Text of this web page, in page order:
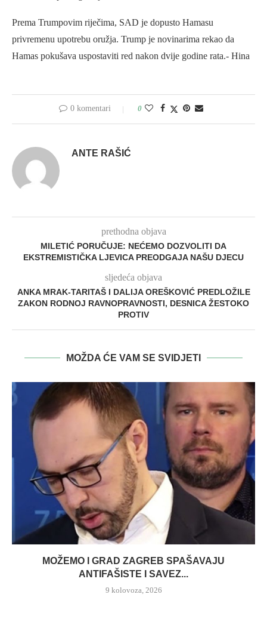
Prema Trumpovim riječima, SAD je dopusto Hamasu
privremenu upotrebu oružja. Trump je novinarima rekao da
Hamas pokušava uspostaviti red nakon dvije godine rata.- Hina
0 komentari 0
ANTE RAŠIĆ
prethodna objava
MILETIĆ PORUČUJE: NEĆEMO DOZVOLITI DA
EKSTREMISTIČKA LJEVICA PREODGAJA NAŠU DJECU
sljedeća objava
ANKA MRAK-TARITAŠ I DALIJA OREŠKOVIĆ PREDLOŽILE
ZAKON RODNOJ RAVNOPRAVNOSTI, DESNICA ŽESTOKO
PROTIV
MOŽDA ĆE VAM SE SVIDJETI
MOŽEMO I GRAD ZAGREB SPAŠAVAJU
ANTIFAŠISTE I SAVEZ...
9 kolovoza, 2026